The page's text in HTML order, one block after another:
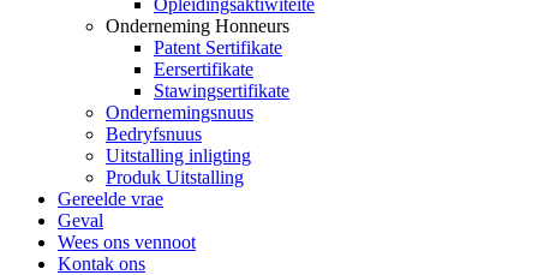
Opleidingsaktiwiteite
Onderneming Honneurs
Patent Sertifikate
Eersertifikate
Stawingsertifikate
Ondernemingsnuus
Bedryfsnuus
Uitstalling inligting
Produk Uitstalling
Gereelde vrae
Geval
Wees ons vennoot
Kontak ons